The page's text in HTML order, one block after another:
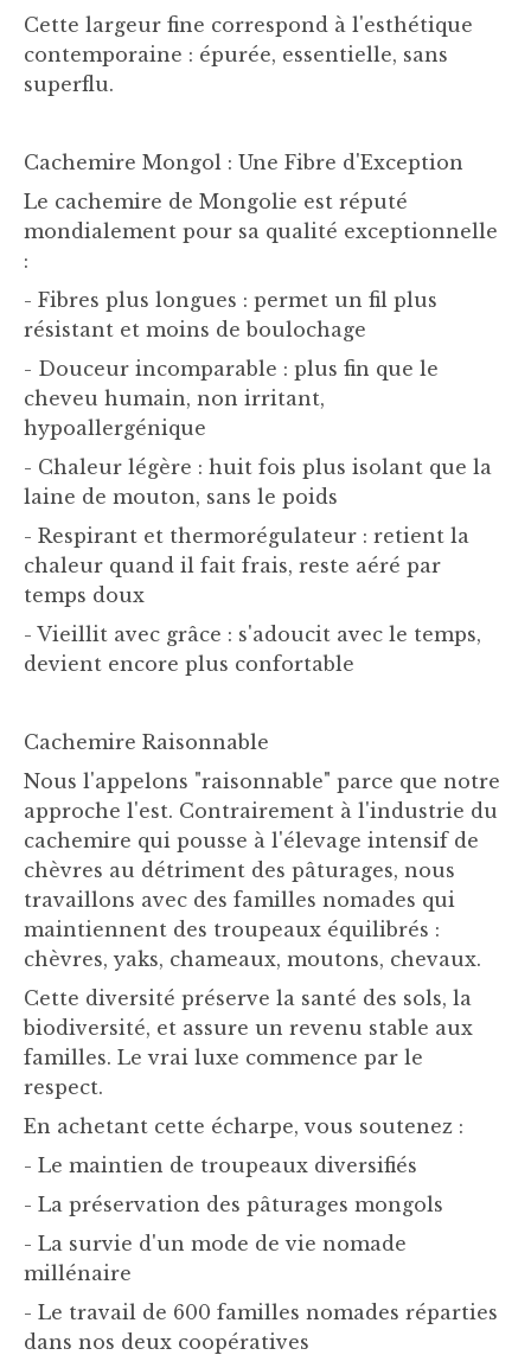
Cette largeur fine correspond à l'esthétique
contemporaine : épurée, essentielle, sans
superflu.
Cachemire Mongol : Une Fibre d'Exception
Le cachemire de Mongolie est réputé
mondialement pour sa qualité exceptionnelle
:
- Fibres plus longues : permet un fil plus
résistant et moins de boulochage
- Douceur incomparable : plus fin que le
cheveu humain, non irritant,
hypoallergénique
- Chaleur légère : huit fois plus isolant que la
laine de mouton, sans le poids
- Respirant et thermorégulateur : retient la
chaleur quand il fait frais, reste aéré par
temps doux
- Vieillit avec grâce : s'adoucit avec le temps,
devient encore plus confortable
Cachemire Raisonnable
Nous l'appelons "raisonnable" parce que notre
approche l'est. Contrairement à l'industrie du
cachemire qui pousse à l'élevage intensif de
chèvres au détriment des pâturages, nous
travaillons avec des familles nomades qui
maintiennent des troupeaux équilibrés :
chèvres, yaks, chameaux, moutons, chevaux.
Cette diversité préserve la santé des sols, la
biodiversité, et assure un revenu stable aux
familles. Le vrai luxe commence par le
respect.
En achetant cette écharpe, vous soutenez :
- Le maintien de troupeaux diversifiés
- La préservation des pâturages mongols
- La survie d'un mode de vie nomade
millénaire
- Le travail de 600 familles nomades réparties
dans nos deux coopératives